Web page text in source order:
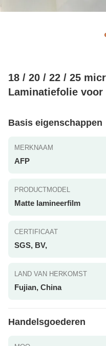
18 / 20 / 22 / 25
Laminatiefolie voor
Basis eigenschappen
MERKNAAM
AFP
PRODUCTMODEL
Matte lamineerfilm
CERTIFICAAT
SGS, BV,
LAND VAN HERKOMST
Fujian, China
Handelsgoederen